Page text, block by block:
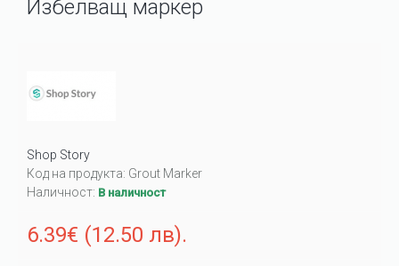
Избелващ маркер
Shop Story
Код на продукта: Grout Marker
Наличност: В наличност
6.39€ (12.50 лв).